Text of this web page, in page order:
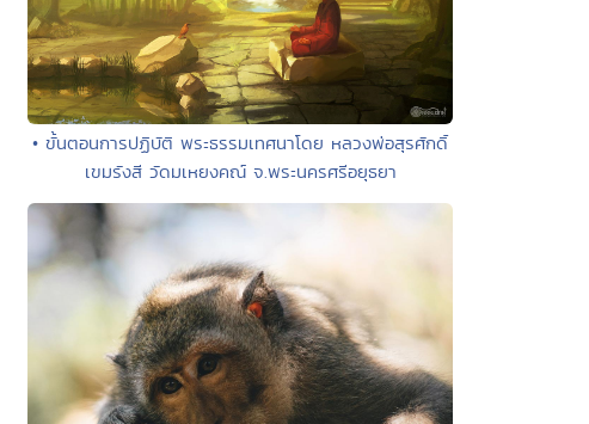
• ขั้นตอนการปฏิบัติ พระธรรมเทศนาโดย หลวงพ่อสุรศักดิ์
เขมรังสี วัดมเหยงคณ์ จ.พระนครศรีอยุธยา